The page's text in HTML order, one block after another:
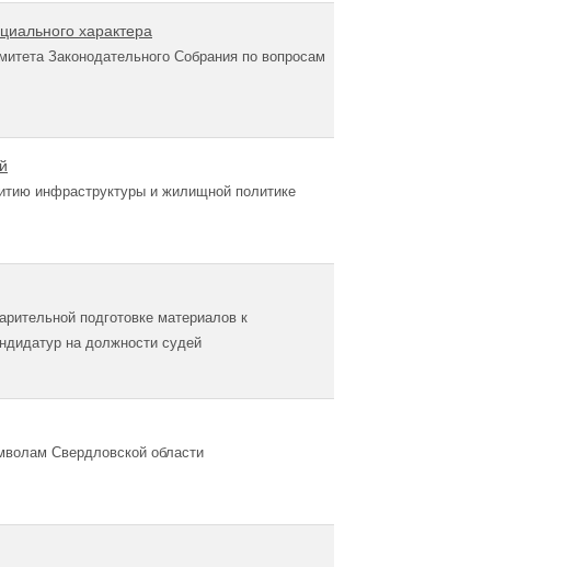
характера
Законодательного Собрания по вопросам
инфраструктуры и жилищной политике
подготовке материалов к
на должности судей
Свердловской области